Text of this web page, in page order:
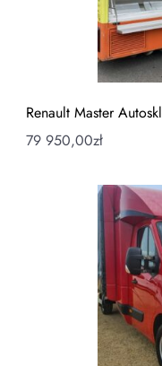
Renault Master
79 950,00zł